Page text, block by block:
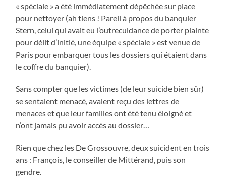
« spéciale » a été immédiatement dépêchée sur place
pour nettoyer (ah tiens ! Pareil à propos du banquier
Stern, celui qui avait eu l’outrecuidance de porter plainte
pour délit d’initié, une équipe « spéciale » est venue de
Paris pour embarquer tous les dossiers qui étaient dans
le coffre du banquier).
Sans compter que les victimes (de leur suicide bien sûr)
se sentaient menacé, avaient reçu des lettres de
menaces et que leur familles ont été tenu éloigné et
n’ont jamais pu avoir accès au dossier…
Rien que chez les De Grossouvre, deux suicident en trois
ans : François, le conseiller de Mittérand, puis son
gendre.